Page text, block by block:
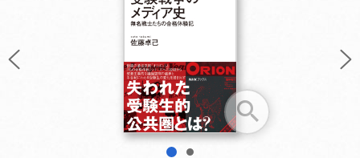
お支払いに進む
他にも商品を買う
1